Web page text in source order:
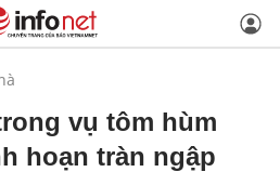
vụ tôm hùm
hoạn tràn ngập